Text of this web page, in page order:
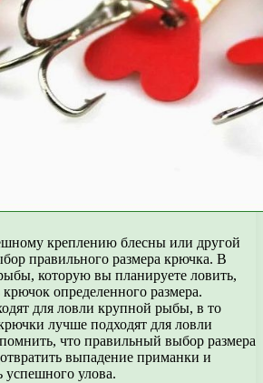
креплению блесны или другой
правильного размера крючка. В
которую вы планируете ловить,
определенного размера.
для ловли крупной рыбы, в то
лучше подходят для ловли
что правильный выбор размера
выпадение приманки и
успешного улова.